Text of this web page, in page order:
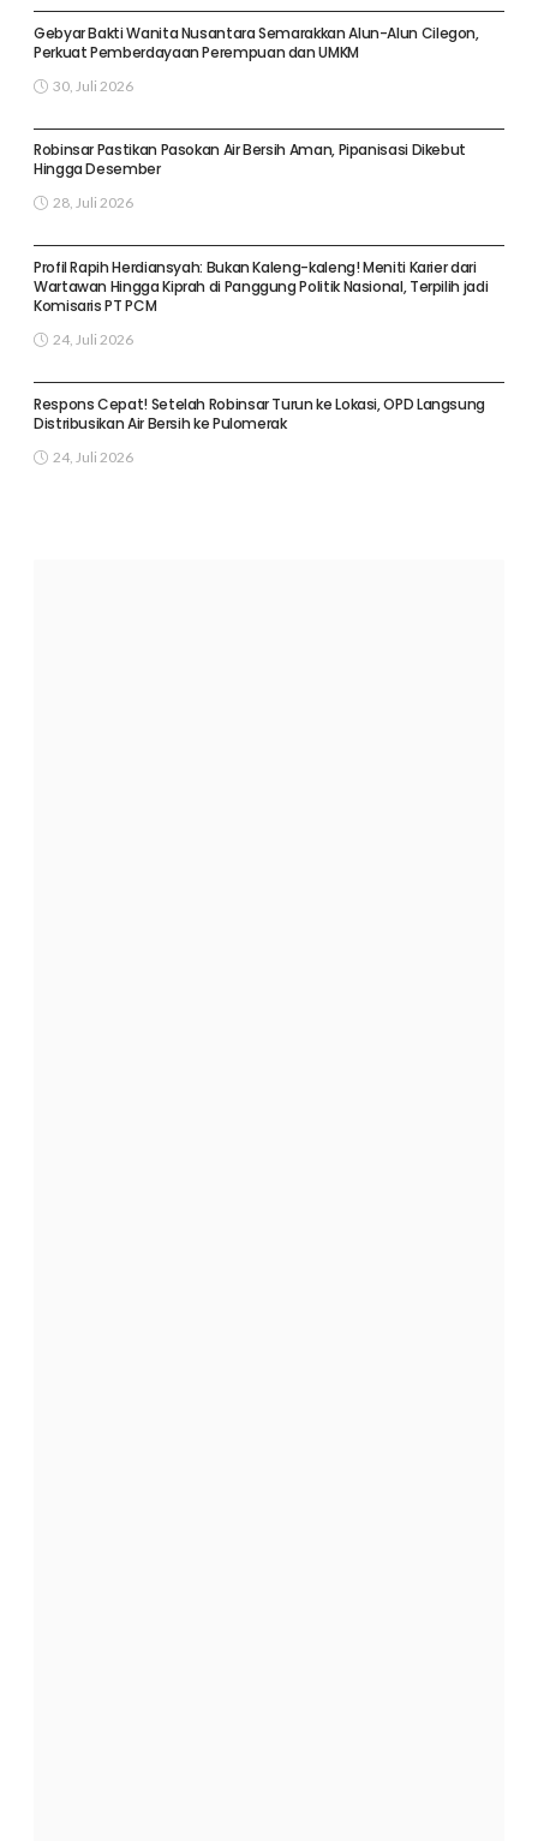
Gebyar Bakti Wanita Nusantara Semarakkan Alun-Alun Cilegon,
Perkuat Pemberdayaan Perempuan dan UMKM
30, Juli 2026
Robinsar Pastikan Pasokan Air Bersih Aman, Pipanisasi Dikebut
Hingga Desember
28, Juli 2026
Profil Rapih Herdiansyah: Bukan Kaleng-kaleng! Meniti Karier dari
Wartawan Hingga Kiprah di Panggung Politik Nasional, Terpilih jadi
Komisaris PT PCM
24, Juli 2026
Respons Cepat! Setelah Robinsar Turun ke Lokasi, OPD Langsung
Distribusikan Air Bersih ke Pulomerak
24, Juli 2026